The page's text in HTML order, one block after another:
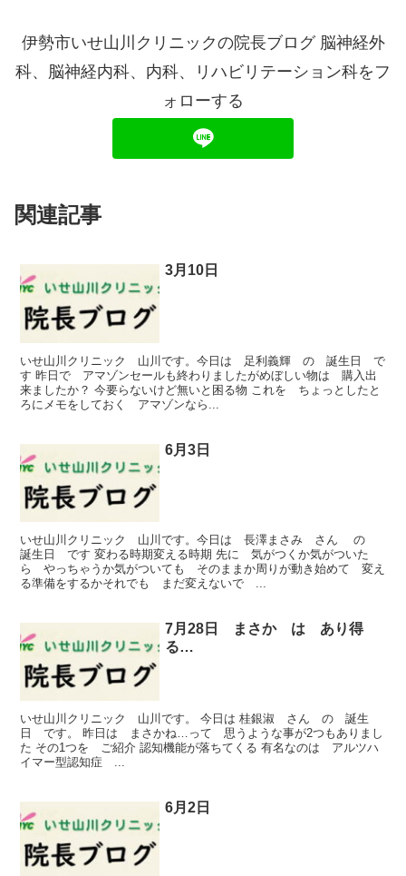
伊勢市いせ山川クリニックの院長ブログ 脳神経外
科、脳神経内科、内科、リハビリテーション科をフ
ォローする
関連記事
3月10日
いせ山川クリニック 山川です。今日は 足利義輝 の 誕生日 で
す 昨日で アマゾンセールも終わりましたがめぼしい物は 購入出
来ましたか？ 今要らないけど無いと困る物 これを ちょっとしたと
ろにメモをしておく アマゾンなら...
6月3日
いせ山川クリニック 山川です。今日は 長澤まさみ さん の
誕生日 です 変わる時期変える時期 先に 気がつくか気がついた
ら やっちゃうか気がついても そのままか周りが動き始めて 変え
る準備をするかそれでも まだ変えないで ...
7月28日 まさか は あり得
る…
いせ山川クリニック 山川です。 今日は 桂銀淑 さん の 誕生
日 です。 昨日は まさかね…って 思うような事が2つもありまし
た その1つを ご紹介 認知機能が落ちてくる 有名なのは アルツハ
イマー型認知症 ...
6月2日